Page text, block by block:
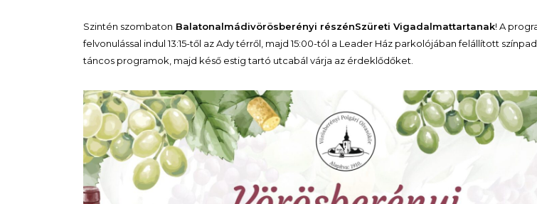
Szintén szombaton Balatonalmádivörösberényi részénSzüreti Vigadalmattartanak! A
felvonulással indul 13:15-től az Ady térről, majd 15:00-tól a Leader Ház parkolójában felállított
táncos programok, majd késő estig tartó utcabál várja az érdeklődőket.